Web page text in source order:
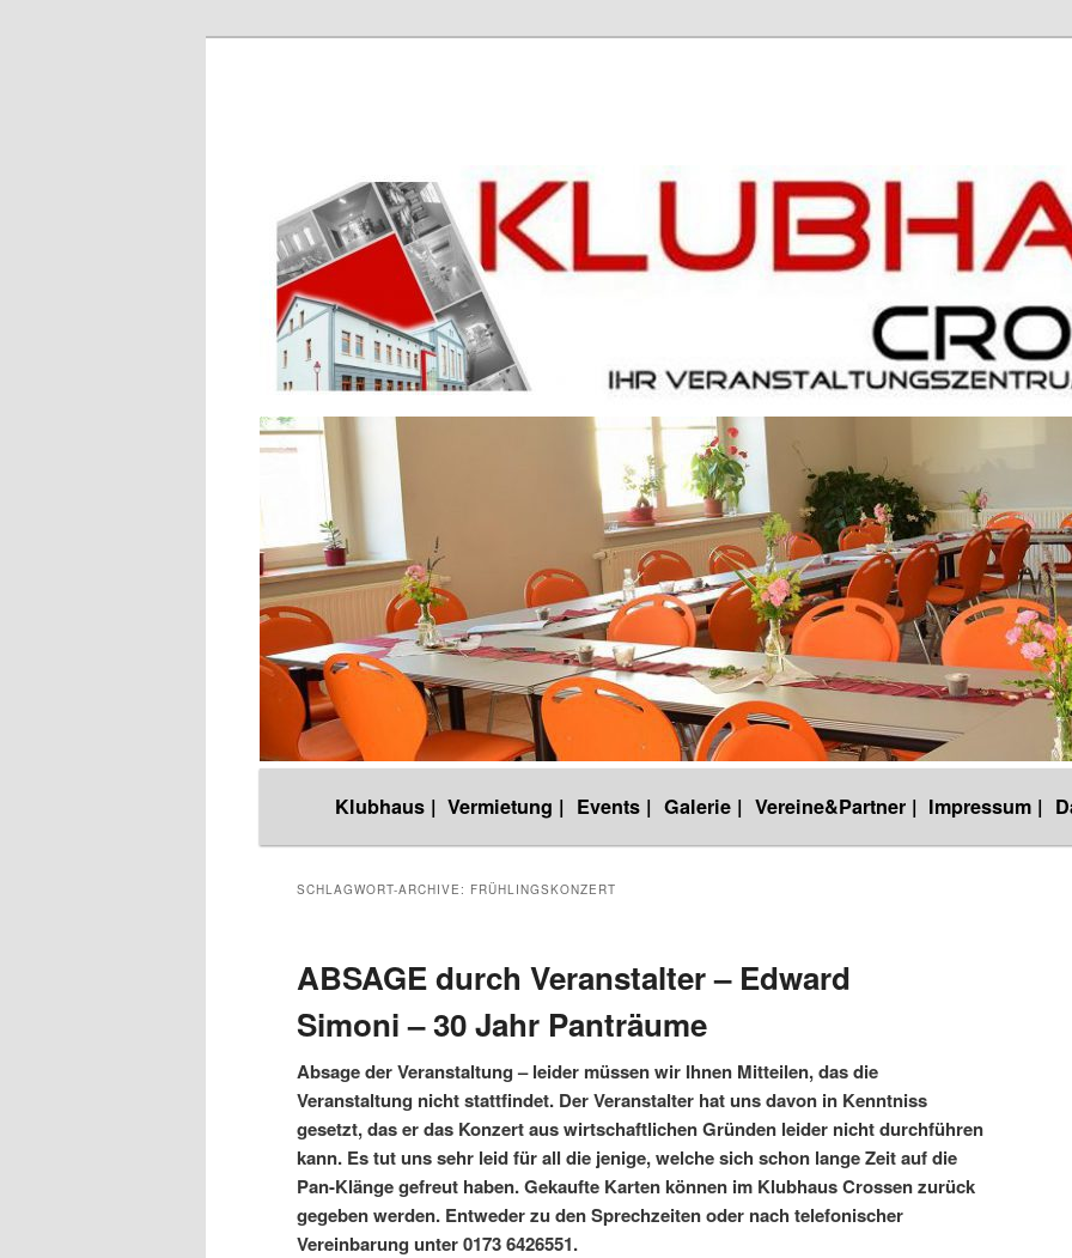
Zum
Inhalt
wechseln
Zum
sekundären
Inhalt
wechseln
Klubhaus | Vermietung | Events | Galerie | Vereine&Partner | Impressum |
SCHLAGWORT-ARCHIVE: FRÜHLINGSKONZERT
ABSAGE durch Veranstalter – Edward
Simoni – 30 Jahr Panträume
Absage der Veranstaltung – leider müssen wir Ihnen Mitteilen, das die
Veranstaltung nicht stattfindet. Der Veranstalter hat uns davon in Kenntniss
gesetzt, das er das Konzert aus wirtschaftlichen Gründen leider nicht durchführen
kann. Es tut uns sehr leid für all die jenige, welche sich schon lange Zeit auf die
Pan-Klänge gefreut haben. Gekaufte Karten können im Klubhaus Crossen zurück
gegeben werden. Entweder zu den Sprechzeiten oder nach telefonischer
Vereinbarung unter 0173 6426551.